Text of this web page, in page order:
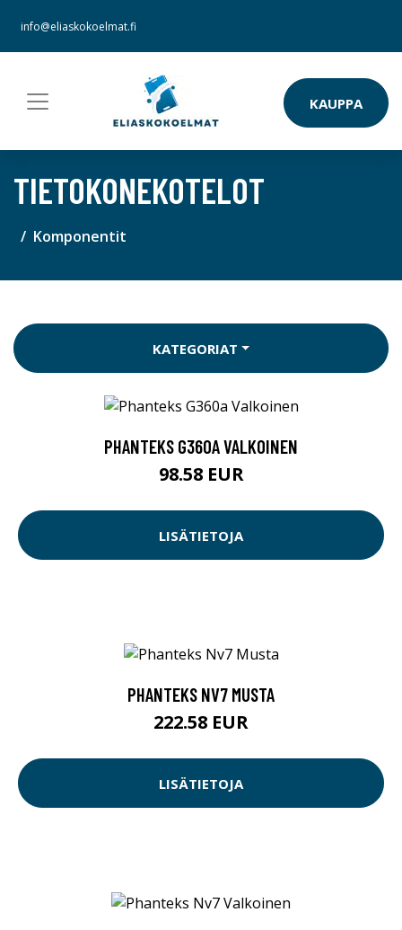
info@eliaskokoelmat.fi
KAUPPA
TIETOKONEKOTELOT
Komponentit
KATEGORIAT
PHANTEKS G360A VALKOINEN
98.58 EUR
LISÄTIETOJA
PHANTEKS NV7 MUSTA
222.58 EUR
LISÄTIETOJA